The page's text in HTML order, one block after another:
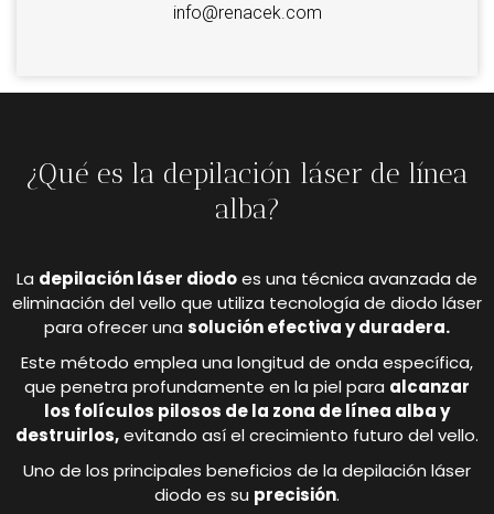
info@renacek.com
¿Qué es la depilación láser de línea
alba?
La depilación láser diodoes una técnica avanzada de
eliminación del vello que utiliza tecnología de diodo láser
para ofrecer una solución efectiva y duradera.
Este método emplea una longitud de onda específica,
que penetra profundamente en la piel para alcanzar
los folículos pilosos de la zona de línea alba y
destruirlos,evitando así el crecimiento futuro del vello.
Uno de los principales beneficios de la depilación láser
diodo es su precisión.